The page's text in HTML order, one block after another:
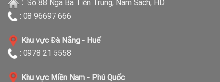
: Số 88 Ngã Ba Tiền Trung, Nam Sách, HD
: 08 96697 666
Khu vực Đà Nẵng - Huế
: 0978 21 5558
Khu vực Miền Nam - Phú Quốc